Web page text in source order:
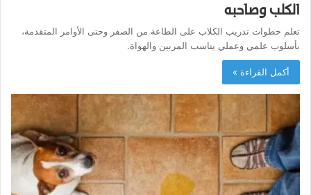
الكلب وصاحبه
تعلم خطوات تدريب الكلاب على الطاعة من الصفر وحتى الأوامر المتقدمة،
بأسلوب علمي وعملي يناسب المربين والهواة.
أكمل القراءة »